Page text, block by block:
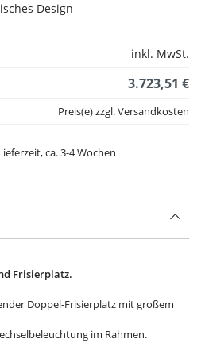
Design
inkl. MwSt.
3.723,51 €
ca. 3-4 Wochen
Preis(e) zzgl. Versandkosten
Frisierplatz.
Doppel-Frisierplatz mit großem
im Rahmen.